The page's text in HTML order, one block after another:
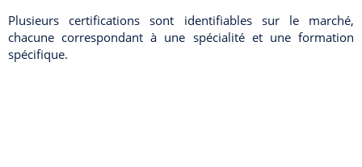
Plusieurs certifications sont identifiables sur le marché,
chacune correspondant à une spécialité et une formation
spécifique.